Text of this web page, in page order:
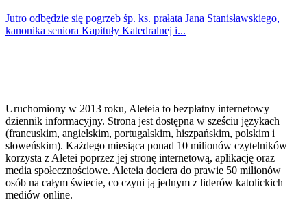
Jutro odbędzie się pogrzeb śp. ks. prałata Jana Stanisławskiego,
kanonika seniora Kapituły Katedralnej i...
Uruchomiony w 2013 roku, Aleteia to bezpłatny internetowy
dziennik informacyjny. Strona jest dostępna w sześciu językach
(francuskim, angielskim, portugalskim, hiszpańskim, polskim i
słoweńskim). Każdego miesiąca ponad 10 milionów czytelników
korzysta z Aletei poprzez jej stronę internetową, aplikację oraz
media społecznościowe. Aleteia dociera do prawie 50 milionów
osób na całym świecie, co czyni ją jednym z liderów katolickich
mediów online.